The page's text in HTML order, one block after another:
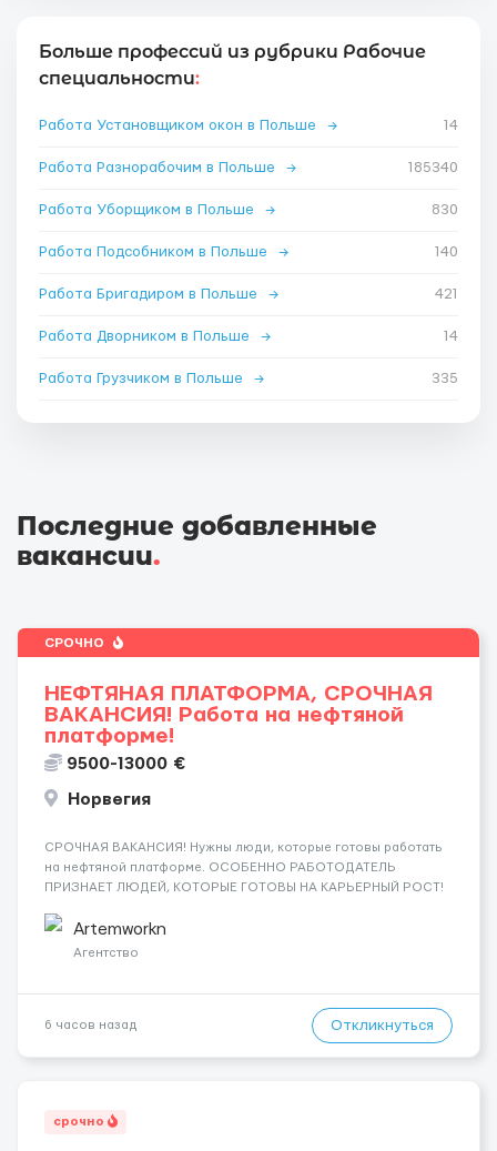
Больше профессий из рубрики Рабочие
специальности:
Работа Установщиком окон в Польше → 14
Работа Разнорабочим в Польше → 185340
Работа Уборщиком в Польше → 830
Работа Подсобником в Польше → 140
Работа Бригадиром в Польше → 421
Работа Дворником в Польше → 14
Работа Грузчиком в Польше → 335
Последние добавленные
вакансии.
СРОЧНО
НЕФТЯНАЯ ПЛАТФОРМА, СРОЧНАЯ
ВАКАНСИЯ! Работа на нефтяной
платформе!
9500-13000 €
Норвегия
СРОЧНАЯ ВАКАНСИЯ! Нужны люди, которые готовы работать
на нефтяной платформе. ОСОБЕННО РАБОТОДАТЕЛЬ
ПРИЗНАЕТ ЛЮДЕЙ, КОТОРЫЕ ГОТОВЫ НА КАРЬЕРНЫЙ РОСТ!
сварщика, Помощник механика ( стыковка метала, зачистка
метала, подготовка рабочего места и т....
Artemworkn
Агентство
6 часов назад Откликнуться
срочно